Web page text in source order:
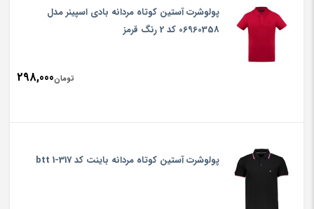
پولوشرت آستین کوتاه مردانه بادی اسپینر مدل
06960358 کد 2 رنگ قرمز
تومان298,000
پولوشرت آستین کوتاه مردانه باینت کد 317-1 btt